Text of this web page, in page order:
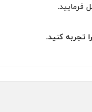
تجربه کنید.